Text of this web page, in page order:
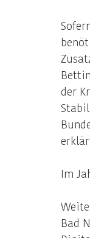
der
Im
Bad